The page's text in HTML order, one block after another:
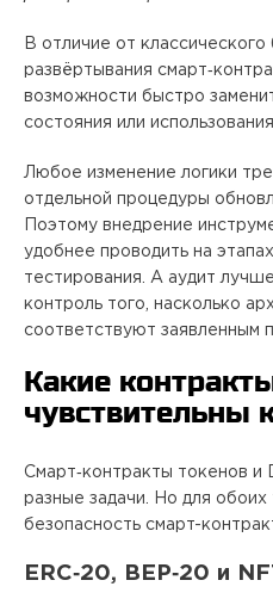
В отличие от классического
развёртывания
возможности быстро
состояния или
Любое изменение логики
отдельной процедуры
Поэтому внедрение
удобнее проводить на
тестирования. А аудит
контроль того, насколько
соответствуют заявленным
Какие
чувствительны
Смарт‑контракты токенов
разные задачи. Но для обоих
безопасность смарт-
ERC‑20, BEP‑20 и